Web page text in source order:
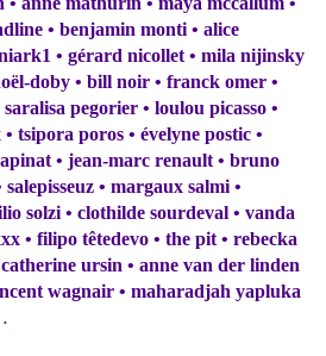
• benjamin monti • alice
• gérard nicollet • mila nijinsky
doby • bill noir • franck omer •
pegorier • loulou picasso •
tsipora poros • évelyne postic •
• jean-marc renault • bruno
• margaux salmi •
solzi • clothilde sourdeval • vanda
• filipo têtedevo • the pit • rebecka
ursin • anne van der linden
wagnair • maharadjah yapluka